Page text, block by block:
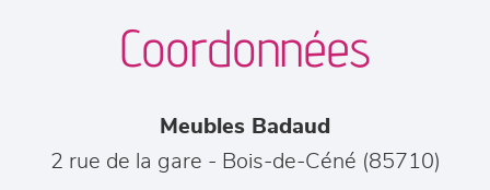
chambres et dressing
décoration
Coordonnées
Meubles Badaud
2 rue de la gare - Bois-de-Céné (85710)